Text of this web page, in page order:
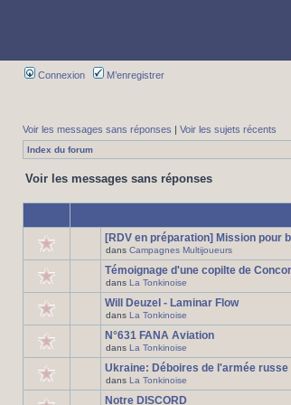
Connexion M’enregistrer
Voir les messages sans réponses | Voir les sujets récents
Index du forum
Voir les messages sans réponses
[RDV en préparation] Mission pour
dans Campagnes Multijoueurs
Témoignage d'une copilte de
dans La Tonkinoise
Will Deuzel - Laminar Flow
dans La Tonkinoise
N°631 FANA Aviation
dans La Tonkinoise
Ukraine: Déboires de l'armée russe
dans La Tonkinoise
Notre DISCORD